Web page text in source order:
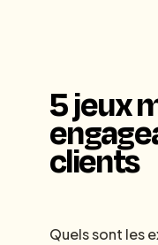
5 jeux
clients
Quels sont les